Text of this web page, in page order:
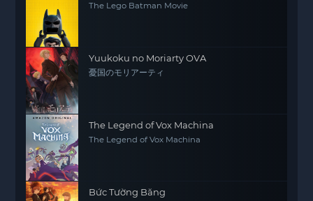
The Lego Batman Movie
Yuukoku no Moriarty OVA
憂国のモリアーティ
The Legend of Vox Machina
The Legend of Vox Machina
Bức Tường Băng